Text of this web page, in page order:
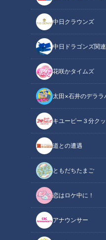
中日クラウンズ
中日ドラゴンズ関
花咲かタイムズ
太田×石井のデララ
キユーピー３分ク
道との遭遇
ともだちたまご
恋はロケ中に！
アナウンサー
CBCテレビ：画像『キユーピー3分ク
キユーピー３分クッ
レシピ紹介
クリーミーなアボカドと食
しゃれなオープンサンドイ
ったりです。（講師：こて